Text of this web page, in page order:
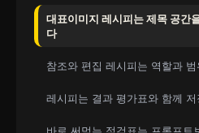
대표이미지 레시피는 제목 공간
다
참조와 편집 레시피는 역할과
레시피는 결과 평가표와 함께